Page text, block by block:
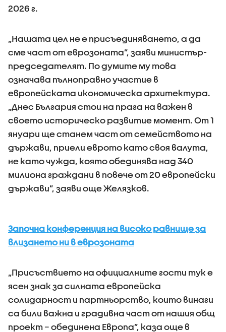
2026 г.
„Нашата цел не е присъединяването, а да
сме част от еврозоната”, заяви министър-
председателят. По думите му това
означава пълноправно участие в
европейската икономическа архитектура.
„Днес България стои на прага на важен в
своето историческо развитие момент. От 1
януари ще станем част от семейството на
държави, приели еврото като своя валута,
не като чужда, която обединява над 340
милиона граждани в повече от 20 европейски
държави”, заяви още Желязков.
Започна конференция на високо равнище за
влизането ни в еврозоната
„Присъствието на официалните гости тук е
ясен знак за силната европейска
солидарност и партньорство, които винаги
са били важна и градивна част от нашия общ
проект – обединена Европа”, каза още в